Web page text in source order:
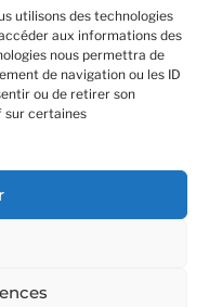
utilisons des technologies
aux informations des
nous permettra de
de navigation ou les ID
ou de retirer son
sur certaines